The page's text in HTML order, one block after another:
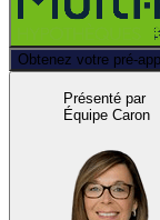
Obtenez votre pré-
Présenté par
Équipe Caron